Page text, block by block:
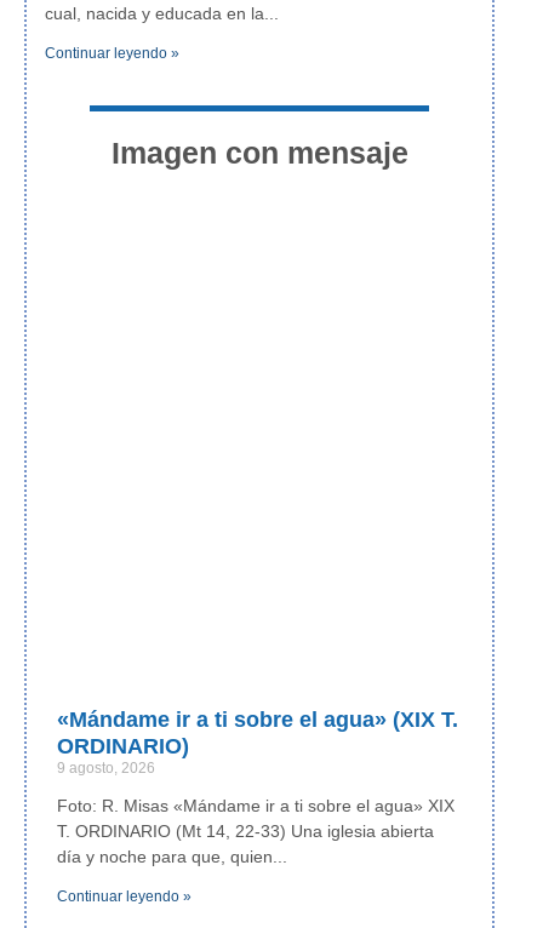
cual, nacida y educada en la
Continuar leyendo »
Imagen con mensaje
«Mándame ir a ti sobre el agua» (XIX T.
ORDINARIO)
9 agosto, 2026
Foto: R. Misas «Mándame ir a ti sobre el agua» XIX
T. ORDINARIO (Mt 14, 22-33) Una iglesia abierta
día y noche para que, quien
Continuar leyendo »